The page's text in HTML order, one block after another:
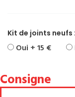
Kit de joints neufs :
Oui + 15 €
Consigne